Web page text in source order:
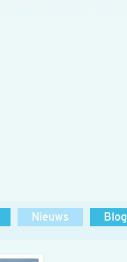
Nieuws Blog